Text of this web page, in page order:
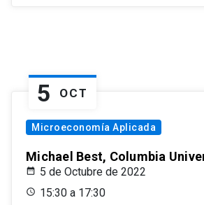
5 OCT
Microeconomía Aplicada
Michael Best, Columbia
5 de Octubre de 2022
15:30 a 17:30